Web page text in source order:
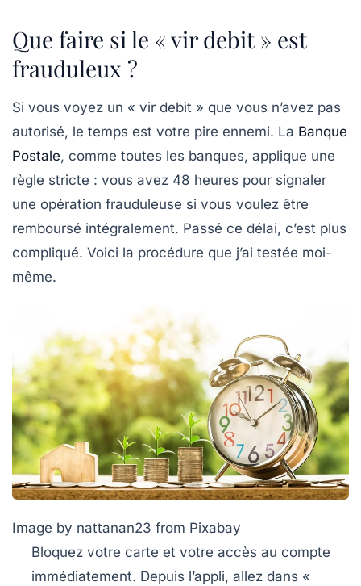
Que faire si le « vir debit » est
frauduleux ?
Si vous voyez un « vir debit » que vous n’avez pas
autorisé, le temps est votre pire ennemi. La Banque
Postale, comme toutes les banques, applique une
règle stricte : vous avez 48 heures pour signaler
une opération frauduleuse si vous voulez être
remboursé intégralement. Passé ce délai, c’est plus
compliqué. Voici la procédure que j’ai testée moi-
même.
Image by nattanan23 from Pixabay
Bloquez votre carte et votre accès au compte
immédiatement. Depuis l’appli, allez dans «